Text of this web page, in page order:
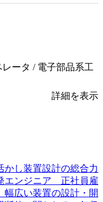
ータ / 電子部品系工
詳細を表示